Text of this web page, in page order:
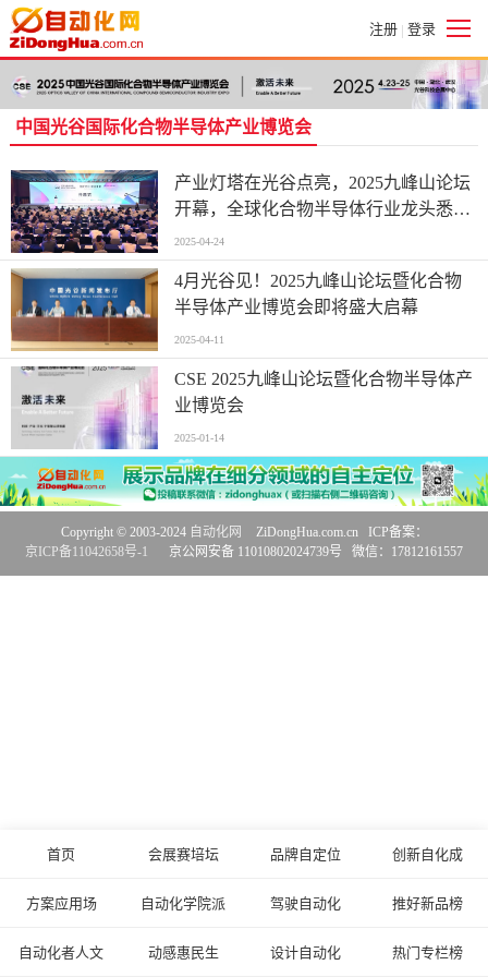
注册 | 登录
中国光谷国际化合物半导体产业博览会
产业灯塔在光谷点亮，2025九峰山论坛
开幕，全球化合物半导体行业龙头悉数
到场
2025-04-24
4月光谷见！2025九峰山论坛暨化合物
半导体产业博览会即将盛大启幕
2025-04-11
CSE 2025九峰山论坛暨化合物半导体产
业博览会
2025-01-14
首页 会展赛培坛 品牌自定位 创新自化成
方案应用场 自动化学院派 驾驶自动化 推好新品榜
自动化者人文 动感惠民生 设计自动化 热门专栏榜
Copyright © 2003-2024 自动化网
ZiDongHua.com.cn ICP备案：
京ICP备11042658号-1
京公网安备 11010802024739号 微信：17812161557